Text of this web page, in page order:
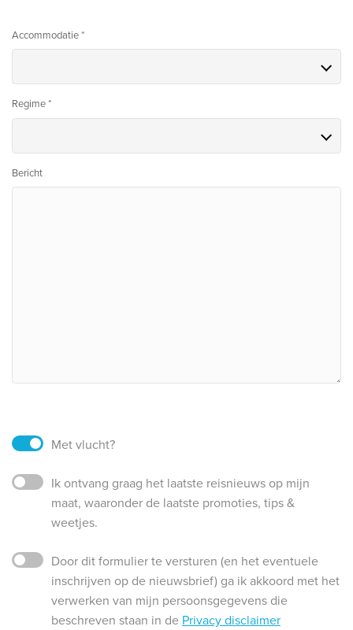
Accommodatie *
Regime *
Bericht
Met vlucht?
Ik ontvang graag het laatste reisnieuws op mijn
maat, waaronder de laatste promoties, tips &
weetjes.
Door dit formulier te versturen (en het eventuele
inschrijven op de nieuwsbrief) ga ik akkoord met het
verwerken van mijn persoonsgegevens die
beschreven staan in de Privacy disclaimer